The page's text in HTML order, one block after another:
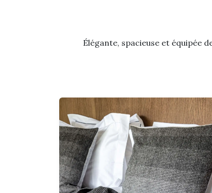
Élégante, spacieuse et équipée